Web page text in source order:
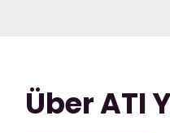
Über ATI